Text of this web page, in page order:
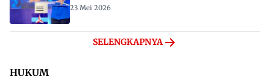
23 Mei 2026
SELENGKAPNYA
HUKUM